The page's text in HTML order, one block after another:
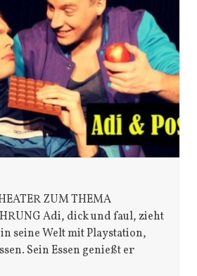
ZUM THEMA
Adi, dick und faul, zieht
seine Welt mit Playstation,
Sein Essen genießt er